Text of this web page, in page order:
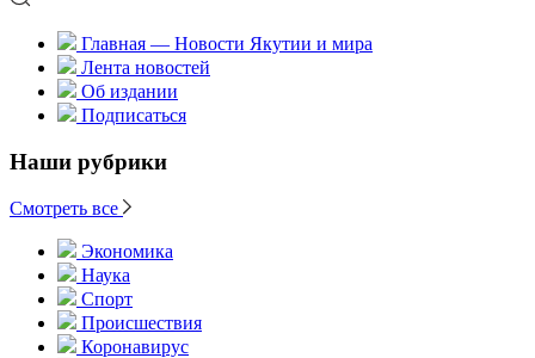
Главная — Новости Якутии и мира
Лента новостей
Об издании
Подписаться
Наши рубрики
Смотреть все
Экономика
Наука
Спорт
Происшествия
Коронавирус